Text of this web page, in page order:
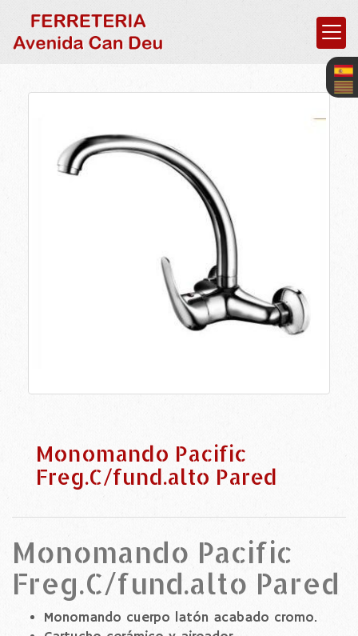
Monomando Pacific
Freg.C/fund.alto Pared
Monomando Pacific
Freg.C/fund.alto Pared
Monomando cuerpo latón acabado cromo.